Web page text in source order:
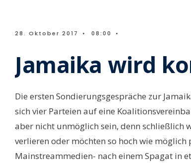
28. Oktober 2017 • 08:00 •
Jamaika wird
Die ersten Sondierungsgespräche zur
sich vier Parteien auf eine
aber nicht unmöglich sein, denn schließlich
verlieren oder möchten so hoch wie
Mainstreammedien- nach einem Spagat in